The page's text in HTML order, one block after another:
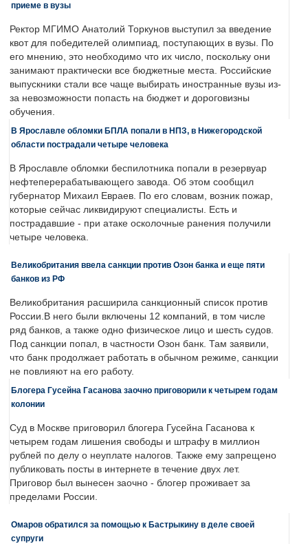
приеме в вузы
Ректор МГИМО Анатолий Торкунов выступил за введение
квот для победителей олимпиад, поступающих в вузы. По
его мнению, это необходимо что их число, поскольку они
занимают практически все бюджетные места. Российские
выпускники стали все чаще выбирать иностранные вузы из-
за невозможности попасть на бюджет и дороговизны
обучения.
В Ярославле обломки БПЛА попали в НПЗ, в Нижегородской
области пострадали четыре человека
В Ярославле обломки беспилотника попали в резервуар
нефтеперерабатывающего завода. Об этом сообщил
губернатор Михаил Евраев. По его словам, возник пожар,
которые сейчас ликвидируют специалисты. Есть и
пострадавшие - при атаке осколочные ранения получили
четыре человека.
Великобритания ввела санкции против Озон банка и еще пяти
банков из РФ
Великобритания расширила санкционный список против
России.В него были включены 12 компаний, в том числе
ряд банков, а также одно физическое лицо и шесть судов.
Под санкции попал, в частности Озон банк. Там заявили,
что банк продолжает работать в обычном режиме, санкции
не повлияют на его работу.
Блогера Гусейна Гасанова заочно приговорили к четырем годам
колонии
Суд в Москве приговорил блогера Гусейна Гасанова к
четырем годам лишения свободы и штрафу в миллион
рублей по делу о неуплате налогов. Также ему запрещено
публиковать посты в интернете в течение двух лет.
Приговор был вынесен заочно - блогер проживает за
пределами России.
Омаров обратился за помощью к Бастрыкину в деле своей
супруги